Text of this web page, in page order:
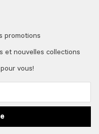
promotions
et nouvelles collections
vous!